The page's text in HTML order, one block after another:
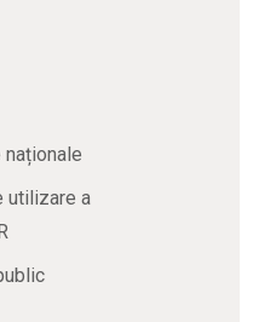
utilizare a